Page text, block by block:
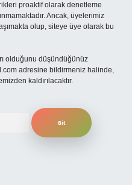
proaktif olarak denetleme
Ancak, üyelerimiz
olup, siteye üye olarak bu
olduğunu düşündüğünüz
adresine bildirmeniz halinde,
kaldırılacaktır.